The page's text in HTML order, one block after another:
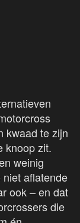
kwaad te zijn
knoop zit.
weinig
aflatende
ook – en dat
die